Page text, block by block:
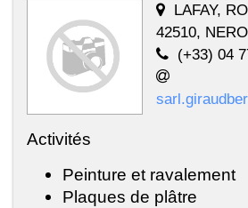
LAFAY,
42510,
(+33) 04
Activités
Peinture et ravalement
Plaques de plâtre